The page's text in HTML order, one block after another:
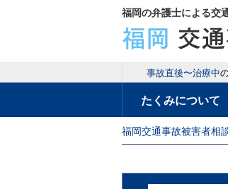
福岡の弁護士による交
事故直後〜治療中
たくみについて
福岡交通事故被害者相